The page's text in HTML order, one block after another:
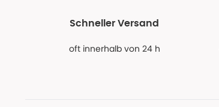
Schneller Versand
oft innerhalb von 24 h